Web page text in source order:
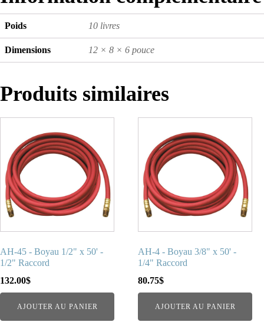
Poids 10 livres
Dimensions 12 × 8 × 6 pouce
Produits similaires
AH-45 - Boyau 1/2" x 50' -
1/2" Raccord
132.00$
AJOUTER AU PANIER
AH-4 - Boyau 3/8" x 50' -
1/4" Raccord
80.75$
AJOUTER AU PANIER